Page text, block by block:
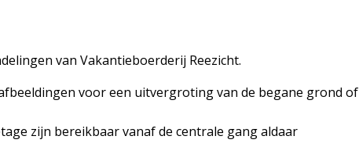
van Vakantieboerderij Reezicht.
voor een uitvergroting van de begane grond of
zijn bereikbaar vanaf de centrale gang aldaar